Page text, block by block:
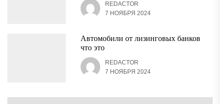
REDACTOR
7 НОЯБРЯ 2024
Автомобили от лизинговых банков
что это
REDACTOR
7 НОЯБРЯ 2024